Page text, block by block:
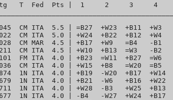
T  Fed  Pts |  1     2     3     4
CM ITA  5.5 | =B27  +W23  +B11  +W3
CM ITA  5.0 | +W24  +B22  +B12  +W4
CM MAR  4.5 | +B17  +W9   =B4   -B1
CM ITA  4.5 | +W10  +B13  =W3   -B2
FM ITA  4.0 | +B23  =W11  +B27  =W6
CM ITA  4.0 | +W15  +B8   =W20  =B5
1N ITA  4.0 | +B19  -W20  +B17  +W14
1N ITA  4.0 | +B21  -W6   +B16  +W22
1N ITA  4.0 | +W28  -B3   +W25  +B13
1N ITA  4.0 | -B4   -W27  +W24  +B17